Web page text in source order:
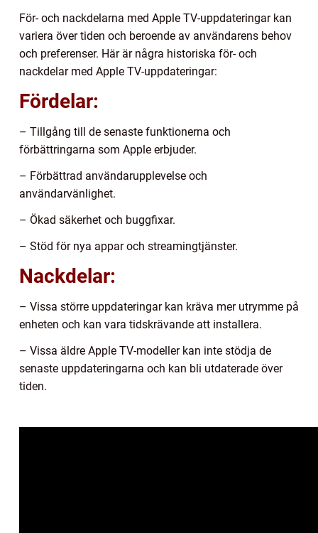
För- och nackdelarna med Apple TV-uppdateringar kan
variera över tiden och beroende av användarens behov
och preferenser. Här är några historiska för- och
nackdelar med Apple TV-uppdateringar:
Fördelar:
– Tillgång till de senaste funktionerna och
förbättringarna som Apple erbjuder.
– Förbättrad användarupplevelse och
användarvänlighet.
– Ökad säkerhet och buggfixar.
– Stöd för nya appar och streamingtjänster.
Nackdelar:
– Vissa större uppdateringar kan kräva mer utrymme på
enheten och kan vara tidskrävande att installera.
– Vissa äldre Apple TV-modeller kan inte stödja de
senaste uppdateringarna och kan bli utdaterade över
tiden.